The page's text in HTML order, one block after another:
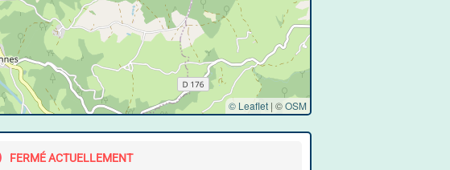
© Leaflet | ©OSM
FERMÉ ACTUELLEMENT